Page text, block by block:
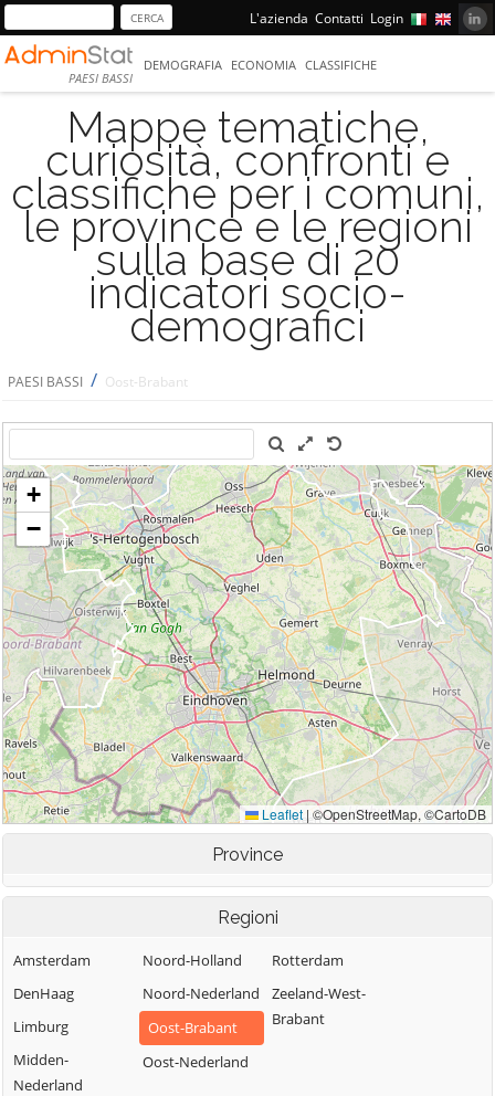
L'azienda Contatti Login
PAESI BASSI
DEMOGRAFIA ECONOMIA CLASSIFICHE
Mappe tematiche,
curiosità, confronti e
classifiche per i comuni,
le province e le regioni
sulla base di 20
indicatori socio-
demografici
PAESI BASSI / Oost-Brabant
Province
Regioni
Amsterdam
DenHaag
Limburg
Midden-
Nederland
Noord-Holland
Noord-Nederland
Oost-Brabant
Oost-Nederland
Rotterdam
Zeeland-West-
Brabant